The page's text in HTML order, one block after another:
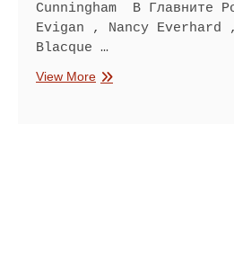
Cunningham В Главните
Evigan , Nancy Everhard
Blacque …
View MoreПодводна